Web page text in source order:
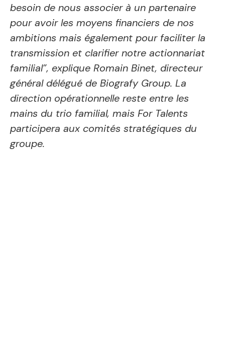
besoin de nous associer à un partenaire
pour avoir les moyens financiers de nos
ambitions mais également pour faciliter la
transmission et clarifier notre actionnariat
familial”, explique Romain Binet, directeur
général délégué de Biografy Group. La
direction opérationnelle reste entre les
mains du trio familial, mais For Talents
participera aux comités stratégiques du
groupe.